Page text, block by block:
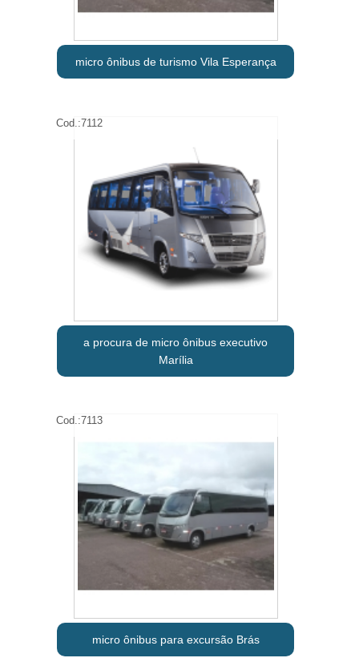
micro ônibus de turismo Vila Esperança
Cod.:7112
a procura de micro ônibus executivo
Marília
Cod.:7113
micro ônibus para excursão Brás